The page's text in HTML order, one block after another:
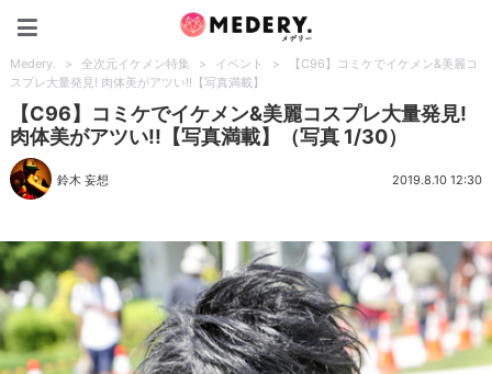
Medery. > 全次元イケメン特集 > イベント >
【C96】コミケでイケメン&美麗コ
スプレ大量発見! 肉体美がアツい!!【写真満載】
【C96】コミケでイケメン&美麗コスプレ大量発見!
肉体美がアツい!!【写真満載】（写真 1/30）
鈴木 妄想 2019.8.10 12:30